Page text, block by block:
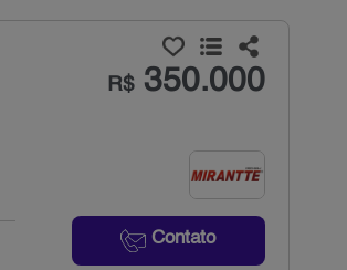
R$350.000
Contato